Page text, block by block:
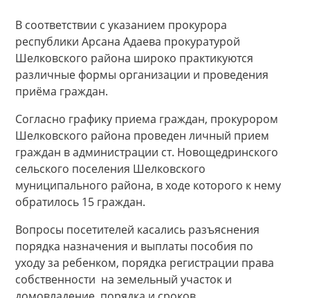
В соответствии с указанием прокурора
республики Арсана Адаева прокуратурой
Шелковского района широко практикуются
различные формы организации и проведения
приёма граждан.
Согласно графику приема граждан, прокурором
Шелковского района проведен личный прием
граждан в администрации ст. Новощедринского
сельского поселения Шелковского
муниципального района, в ходе которого к нему
обратилось 15 граждан.
Вопросы посетителей касались разъяснения
порядка назначения и выплаты пособия по
уходу за ребенком, порядка регистрации права
собственности на земельный участок и